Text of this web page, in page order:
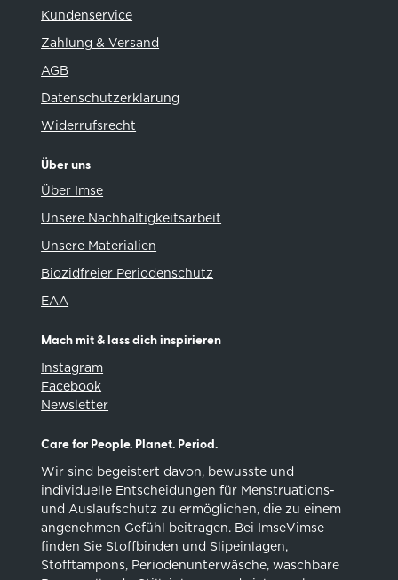
Kundenservice
Zahlung & Versand
AGB
Datenschutzerklarung
Widerrufsrecht
Über uns
Über Imse
Unsere Nachhaltigkeitsarbeit
Unsere Materialien
Biozidfreier Periodenschutz
EAA
Mach mit & lass dich inspirieren
Instagram
Facebook
Newsletter
Care for People. Planet. Period.
Wir sind begeistert davon, bewusste und
individuelle Entscheidungen für Menstruations-
und Auslaufschutz zu ermöglichen, die zu einem
angenehmen Gefühl beitragen. Bei ImseVimse
finden Sie Stoffbinden und Slipeinlagen,
Stofftampons, Periodenunterwäsche, waschbare